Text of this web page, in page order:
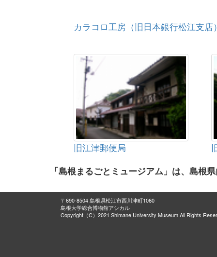
カラコロ工房（旧日本銀行松江支店
旧江津郵便局
「島根まるごとミュージアム」は、島根
〒690-8504 島根県松江市西川津町1060
島根大学総合博物館アシカル
Copyright（C）2021 Shimane University Museum All Rights